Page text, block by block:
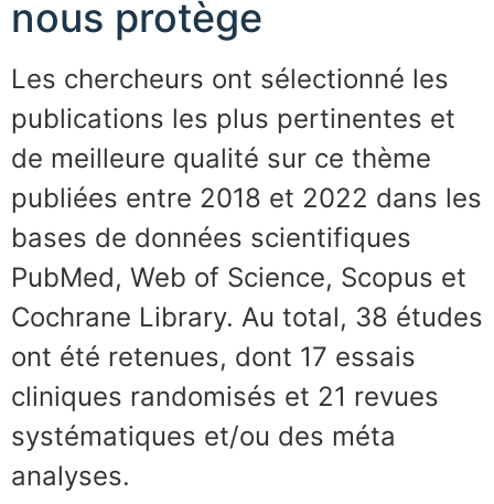
nous protège
Les chercheurs ont sélectionné les
publications les plus pertinentes et
de meilleure qualité sur ce thème
publiées entre 2018 et 2022 dans les
bases de données scientifiques
PubMed, Web of Science, Scopus et
Cochrane Library. Au total, 38 études
ont été retenues, dont 17 essais
cliniques randomisés et 21 revues
systématiques et/ou des méta
analyses.